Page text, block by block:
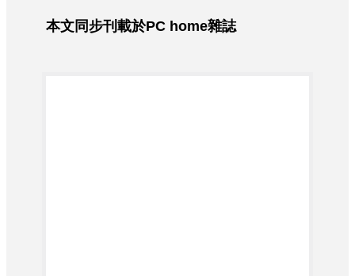
本文同步刊載於PC home雜誌